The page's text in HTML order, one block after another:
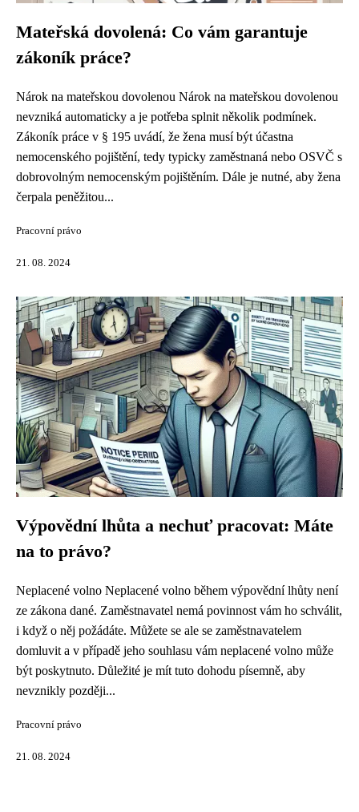
Mateřská dovolená: Co vám garantuje
zákoník práce?
Nárok na mateřskou dovolenou Nárok na mateřskou dovolenou
nevzniká automaticky a je potřeba splnit několik podmínek.
Zákoník práce v § 195 uvádí, že žena musí být účastna
nemocenského pojištění, tedy typicky zaměstnaná nebo OSVČ s
dobrovolným nemocenským pojištěním. Dále je nutné, aby žena
čerpala peněžitou...
Pracovní právo
21. 08. 2024
Výpovědní lhůta a nechuť pracovat: Máte
na to právo?
Neplacené volno Neplacené volno během výpovědní lhůty není
ze zákona dané. Zaměstnavatel nemá povinnost vám ho schválit,
i když o něj požádáte. Můžete se ale se zaměstnavatelem
domluvit a v případě jeho souhlasu vám neplacené volno může
být poskytnuto. Důležité je mít tuto dohodu písemně, aby
nevznikly později...
Pracovní právo
21. 08. 2024